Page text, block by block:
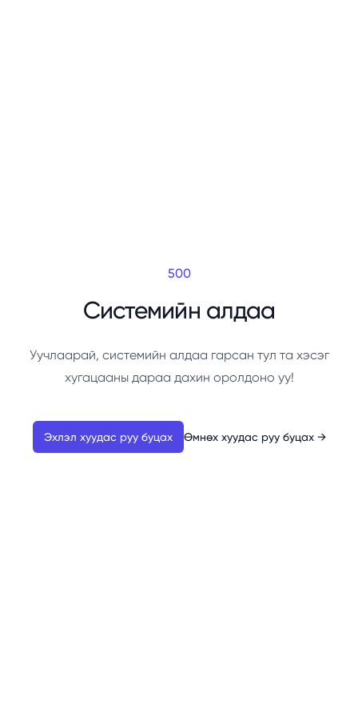
500
Системийн алдаа
Уучлаарай, системийн алдаа гарсан тул та хэсэг
хугацааны дараа дахин оролдоно уу!
Эхлэл хуудас руу буцах Өмнөх хуудас руу буцах →